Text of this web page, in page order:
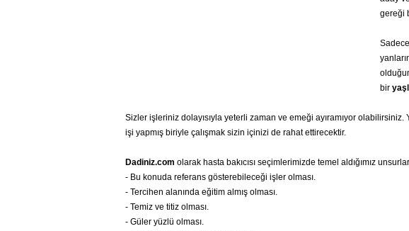
gereği
bir
Sizler işleriniz dolayısıyla yeterli zaman ve emeği ayıramıyor
işi yapmış biriyle çalışmak sizin içinizi de rahat ettirecektir.
Dadiniz.com olarak hasta bakıcısı seçimlerimizde temel aldığımız
- Bu konuda referans gösterebileceği işler olması.
- Tercihen alanında eğitim almış olması.
- Temiz ve titiz olması.
- Güler yüzlü olması.